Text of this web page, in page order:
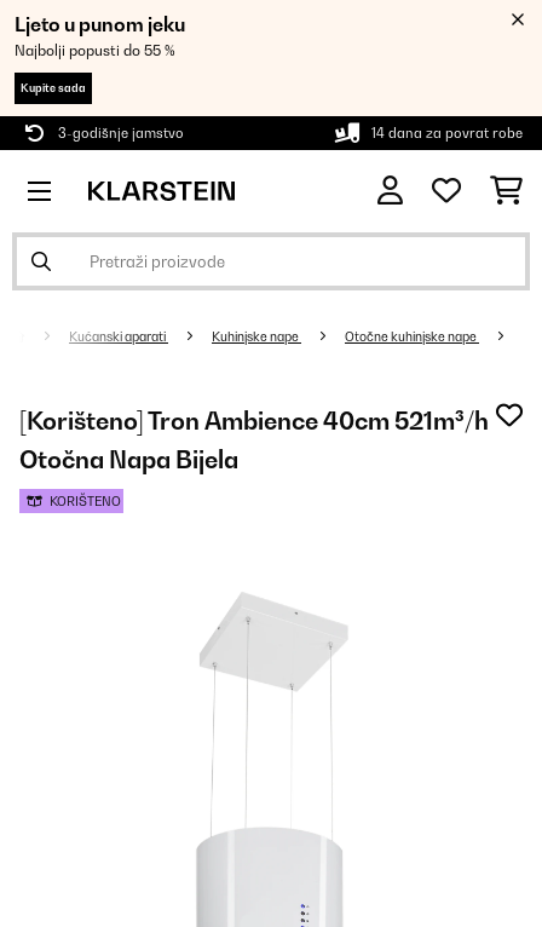
Ljeto u punom jeku
Najbolji popusti do 55 %
Kupite sada
3-godišnje jamstvo 14 dana za povrat robe
Kućanski aparati Kuhinjske nape Otočne kuhinjske nape
[Korišteno] Tron Ambience 40cm 521m³/h
Otočna Napa Bijela
KORIŠTENO